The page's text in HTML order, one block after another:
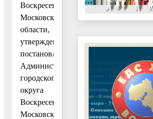
Воскресенск
Московской
области,
утвержденным
постановлением
Администрации
городского
округа
Воскресенск
Московской